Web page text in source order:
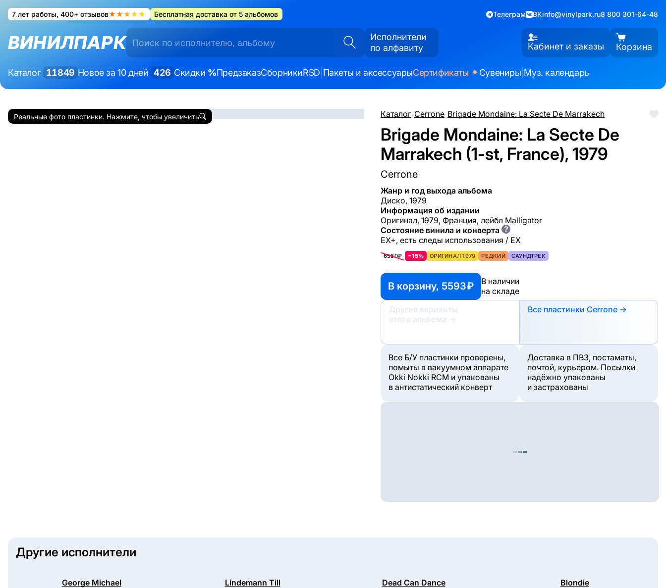
7 лет работы, 400+ отзывов★★★★★ Бесплатная доставка от 5 альбомов Телеграм ВКinfo@vinylpark.ru8 800 301-64-48
ВИНИЛПАРК
Исполнители
по алфавиту
Кабинет и заказы Корзина
Каталог 11849 Новое за 10 дней 426 Скидки %ПредзаказСборникиRSD Пакеты и аксессуарыСертификаты ✦Сувениры Муз. календарь
Каталог/Cerrone/Brigade Mondaine: La Secte De Marrakech
Brigade Mondaine: La Secte De
Marrakech (1-st, France), 1979
Cerrone
Жанр и год выхода альбома
Диско, 1979
Информация об издании
Оригинал, 1979, Франция, лейбл Malligator
Состояние винила и конверта ?
EX+, есть следы использования / EX
6580₽ −15% ОРИГИНАЛ 1979 РЕДКИЙ САУНДТРЕК
В корзину, 5593 ₽
В наличии
на складе
Другие варианты
этого альбома
→
Все пластинки Cerrone →
Все Б/У пластинки проверены,
помыты в вакуумном аппарате
Okki Nokki RCM и упакованы
в антистатический конверт
Доставка в ПВЗ, постаматы,
почтой, курьером. Посылки
надёжно упакованы
и застрахованы
Реальные фото пластинки. Нажмите, чтобы увеличить
Другие исполнители
George Michael Lindemann Till Dead Can Dance Blondie